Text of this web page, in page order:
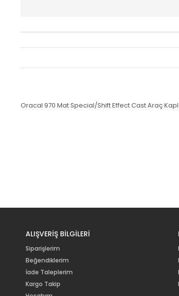
Oracal 970 Mat Special/Shift Effect Cast Araç
ALIŞVERİŞ BİLGİLERİ
Siparişlerim
Beğendiklerim
İade Taleplerim
Kargo Takip